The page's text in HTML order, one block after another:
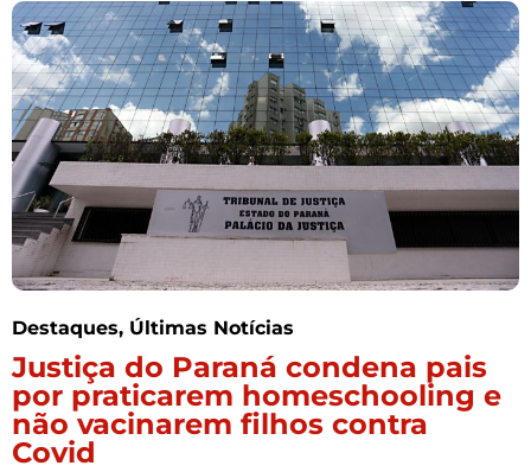
Destaques, Últimas Notícias
Justiça do Paraná condena pais
por praticarem homeschooling e
não vacinarem filhos contra
Covid